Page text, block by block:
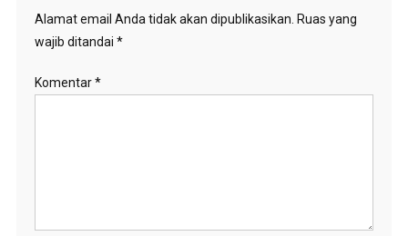
Alamat email Anda tidak akan dipublikasikan. Ruas yang
wajib ditandai *
Komentar*